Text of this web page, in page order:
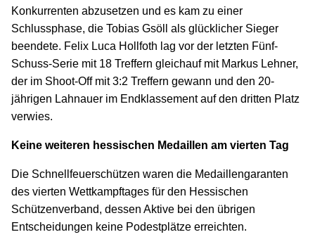
Konkurrenten abzusetzen und es kam zu einer
Schlussphase, die Tobias Gsöll als glücklicher Sieger
beendete. Felix Luca Hollfoth lag vor der letzten Fünf-
Schuss-Serie mit 18 Treffern gleichauf mit Markus Lehner,
der im Shoot-Off mit 3:2 Treffern gewann und den 20-
jährigen Lahnauer im Endklassement auf den dritten Platz
verwies.
Keine weiteren hessischen Medaillen am vierten Tag
Die Schnellfeuerschützen waren die Medaillengaranten
des vierten Wettkampftages für den Hessischen
Schützenverband, dessen Aktive bei den übrigen
Entscheidungen keine Podestplätze erreichten.